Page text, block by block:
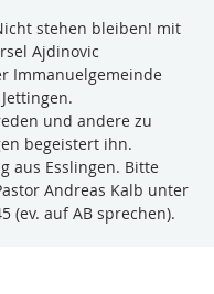
stehen bleiben! mit
Ajdinovic
Immanuelgemeinde
Jettingen.
und andere zu
begeistert ihn.
aus Esslingen. Bitte
Andreas Kalb unter
(ev. auf AB sprechen).